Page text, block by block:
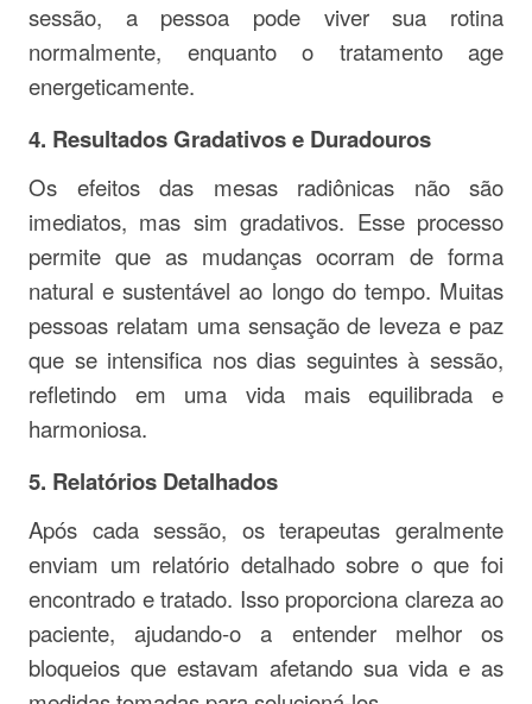
sessão, a pessoa pode viver sua rotina
normalmente, enquanto o tratamento age
energeticamente.
4. Resultados Gradativos e Duradouros
Os efeitos das mesas radiônicas não são
imediatos, mas sim gradativos. Esse processo
permite que as mudanças ocorram de forma
natural e sustentável ao longo do tempo. Muitas
pessoas relatam uma sensação de leveza e paz
que se intensifica nos dias seguintes à sessão,
refletindo em uma vida mais equilibrada e
harmoniosa.
5. Relatórios Detalhados
Após cada sessão, os terapeutas geralmente
enviam um relatório detalhado sobre o que foi
encontrado e tratado. Isso proporciona clareza ao
paciente, ajudando-o a entender melhor os
bloqueios que estavam afetando sua vida e as